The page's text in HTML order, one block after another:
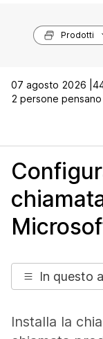
Prodotti
07 agosto 2026 |
2 persone
In questo
Installa la